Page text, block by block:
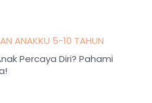
ANAKKU 5-10 TAHUN
Percaya Diri? Pahami